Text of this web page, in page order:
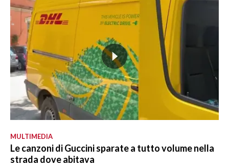
MULTIMEDIA
Le canzoni di Guccini sparate a tutto volume nella
strada dove abitava